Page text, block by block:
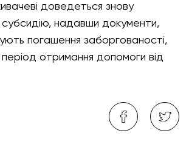
доведеться знову
надавши документи,
погашення заборгованості,
період отримання допомоги від